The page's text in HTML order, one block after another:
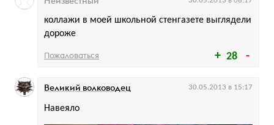
28
коллажи в моей школьной стенгазете выглядели
дороже
Пожаловаться
Навеяло
Великий волководец 30.05.2013 в 15:17